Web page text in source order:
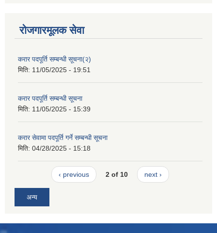
रोजगारमूलक सेवा
करार पदपूर्ति सम्बन्धी सूचना(२)
मिति: 11/05/2025 - 19:51
करार पदपूर्ति सम्बन्धी सूचना
मिति: 11/05/2025 - 15:39
करार सेवामा पदपूर्ति गर्ने सम्बन्धी सूचना
मिति: 04/28/2025 - 15:18
‹ previous 2 of 10 next ›
अन्य